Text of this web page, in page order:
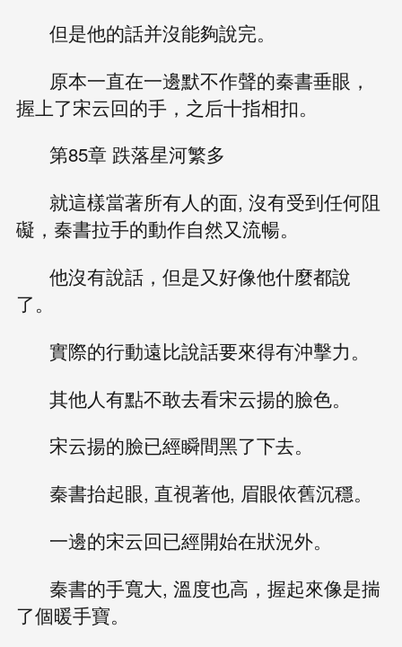
但是他的話并沒能夠說完。
原本一直在一邊默不作聲的秦書垂眼，
握上了宋云回的手，之后十指相扣。
第85章 跌落星河繁多
就這樣當著所有人的面, 沒有受到任何阻
礙，秦書拉手的動作自然又流暢。
他沒有說話，但是又好像他什麼都說
了。
實際的行動遠比說話要來得有沖擊力。
其他人有點不敢去看宋云揚的臉色。
宋云揚的臉已經瞬間黑了下去。
秦書抬起眼, 直視著他, 眉眼依舊沉穩。
一邊的宋云回已經開始在狀況外。
秦書的手寬大, 溫度也高，握起來像是揣
了個暖手寶。